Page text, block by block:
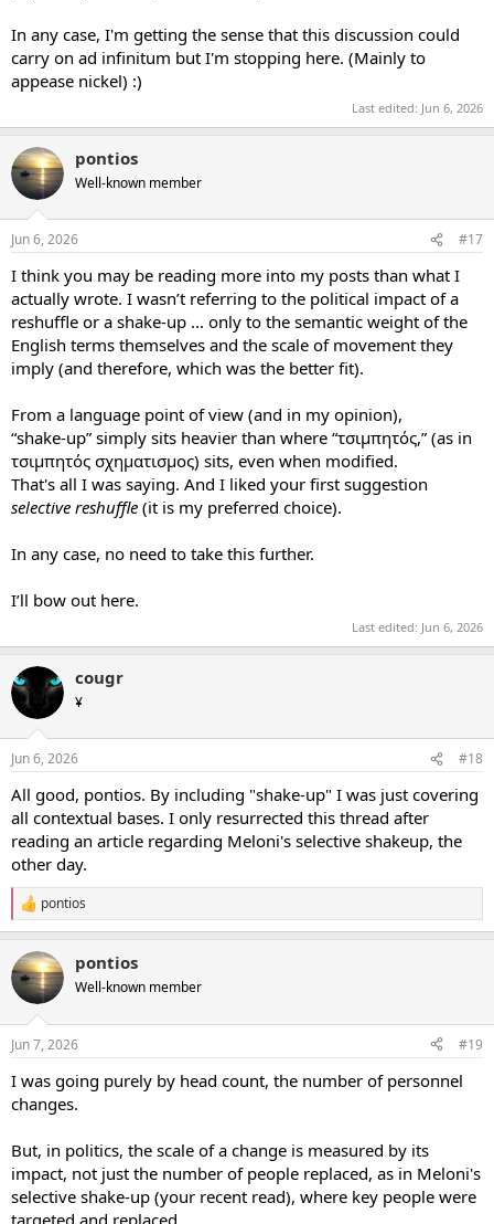
In any case, I'm getting the sense that this discussion could
carry on ad infinitum but I'm stopping here. (Mainly to
appease nickel) :)
Last edited: Jun 6, 2026
pontios
Well-known member
Jun 6, 2026 #17
I think you may be reading more into my posts than what I
actually wrote. I wasn’t referring to the political impact of a
reshuffle or a shake‑up ... only to the semantic weight of the
English terms themselves and the scale of movement they
imply (and therefore, which was the better fit).
From a language point of view (and in my opinion),
“shake‑up” simply sits heavier than where “τσιμπητός,” (as in
τσιμπητός σχηματισμος) sits, even when modified.
That's all I was saying. And I liked your first suggestion
selective reshuffle (it is my preferred choice).
In any case, no need to take this further.
I’ll bow out here.
Last edited: Jun 6, 2026
cougr
¥
Jun 6, 2026 #18
All good, pontios. By including "shake-up" I was just covering
all contextual bases. I only resurrected this thread after
reading an article regarding Meloni's selective shakeup, the
other day.
R
e
c
t
i
s
pontios
pontios
Well-known member
Jun 7, 2026 #19
I was going purely by head count, the number of personnel
changes.
But, in politics, the scale of a change is measured by its
impact, not just the number of people replaced, as in Meloni's
selective shake-up (your recent read), where key people were
targeted and replaced.